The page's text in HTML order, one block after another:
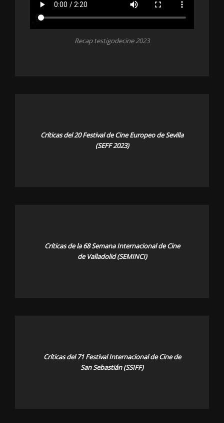
Recap testigodecine 2023
Críticas del 20 Festival de Cine Europeo de Sevilla
(SEFF 2023)
Críticas de la 68 Semana Internacional de Cine
de Valladolid (SEMINCI)
Críticas del 71 Festival Internacional de Cine de
San Sebastián (SSIFF)